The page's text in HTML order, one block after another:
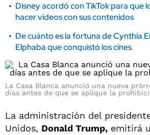
Disney acordó con TikTok para que
hacer videos con sus contenidos
De cuánto es la fortuna de Cynthia
Elphaba que conquistó los cines
La Casa Blanca anunció una nueva
días antes de que se aplique la
La administración del
Unidos, Donald Trump, emitirá